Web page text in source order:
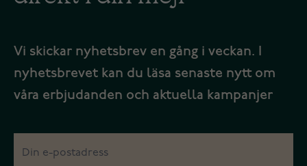
Vi skickar nyhetsbrev en gång i veckan. I
nyhetsbrevet kan du läsa senaste nytt om
våra erbjudanden och aktuella kampanjer